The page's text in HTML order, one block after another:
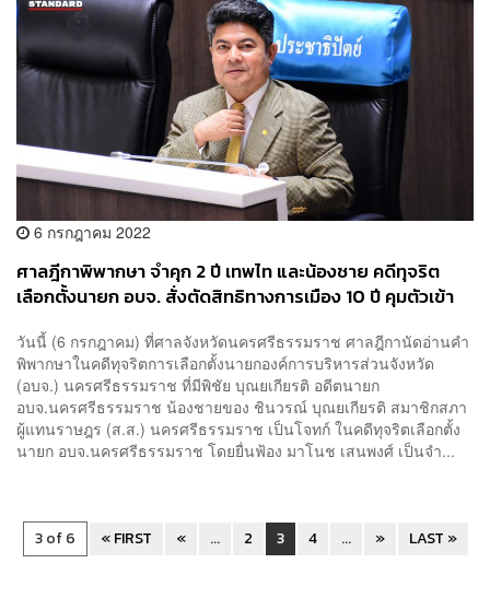
6 กรกฎาคม 2022
ศาลฎีกาพิพากษา จำคุก 2 ปี เทพไท และน้องชาย คดีทุจริต
เลือกตั้งนายก อบจ. สั่งตัดสิทธิทางการเมือง 10 ปี คุมตัวเข้า
วันนี้ (6 กรกฎาคม) ที่ศาลจังหวัดนครศรีธรรมราช ศาลฎีกานัดอ่านคำ
พิพากษาในคดีทุจริตการเลือกตั้งนายกองค์การบริหารส่วนจังหวัด
(อบจ.) นครศรีธรรมราช ที่มีพิชัย บุณยเกียรติ อดีตนายก
อบจ.นครศรีธรรมราช น้องชายของ ชินวรณ์ บุณยเกียรติ สมาชิกสภา
ผู้แทนราษฎร (ส.ส.) นครศรีธรรมราช เป็นโจทก์ ในคดีทุจริตเลือกตั้ง
นายก อบจ.นครศรีธรรมราช โดยยื่นฟ้อง มาโนช เสนพงศ์ เป็นจำ...
3 of 6 « FIRST « ... 2 3 4 ... » LAST »